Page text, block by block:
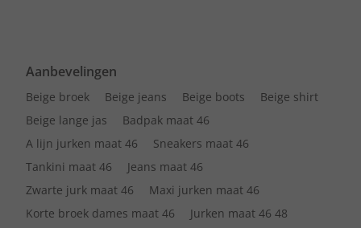
Aanbevelingen
Beige broek Beige jeans Beige boots
Beige shirt
Beige lange jas
Badpak maat 46
A lijn jurken maat 46
Sneakers maat 46
Tankini maat 46
Jeans maat 46
Zwarte jurk maat 46
Maxi jurken maat 46
Korte broek dames maat 46
Jurken maat 46 48